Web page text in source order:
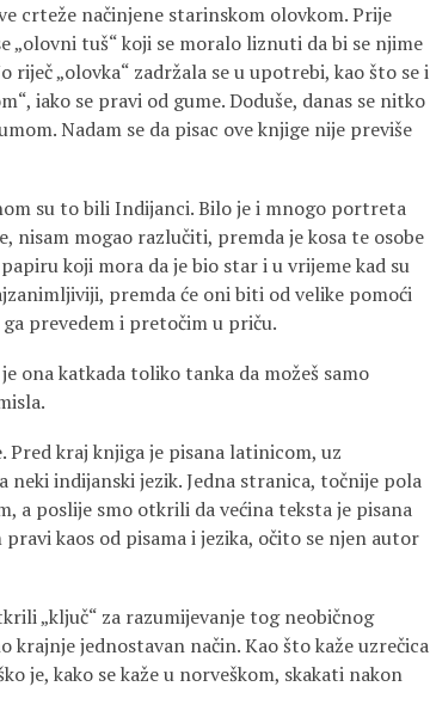
crteže načinjene starinskom olovkom. Prije
tuš“ koji se moralo liznuti da bi se njime
„olovka“ zadržala se u upotrebi, kao što se i
iako se pravi od gume. Doduše, danas se nitko
Nadam se da pisac ove knjige nije previše
su to bili Indijanci. Bilo je i mnogo portreta
nisam mogao razlučiti, premda je kosa te osobe
koji mora da je bio star i u vrijeme kad su
premda će oni biti od velike pomoći
prevedem i pretočim u priču.
ona katkada toliko tanka da možeš samo
Pred kraj knjiga je pisana latinicom, uz
indijanski jezik. Jedna stranica, točnije pola
a poslije smo otkrili da većina teksta je pisana
kaos od pisama i jezika, očito se njen autor
„ključ“ za razumijevanje tog neobičnog
krajnje jednostavan način. Kao što kaže uzrečica
je, kako se kaže u norveškom, skakati nakon